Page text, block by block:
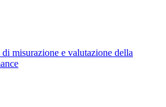
di misurazione e valutazione della